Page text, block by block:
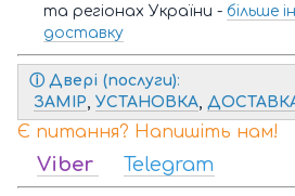
та регіонах України - більше
доставку
ⓘ Двері (послуги):
ЗАМІР УСТАНОВКА
Є питання? Напишіть нам!
Viber Telegram